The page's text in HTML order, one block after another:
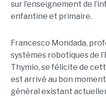
sur l’enseignement de
enfantine et primaire.
Francesco Mondada,
systèmes robotiques de
Thymio, se félicite de
est arrivé au bon
général existant